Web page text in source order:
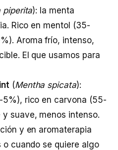
piperita): la menta
Rico en mentol (35-
Aroma frío, intenso,
El que usamos para
(Mentha spicata):
5%), rico en carvona (55-
suave, menos intenso.
y en aromaterapia
o cuando se quiere algo